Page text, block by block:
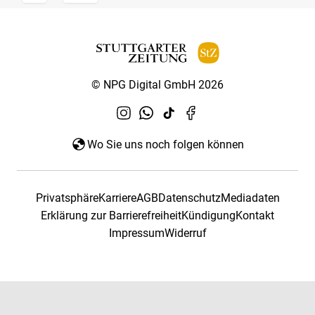
© NPG Digital GmbH 2026
Wo Sie uns noch folgen können
PrivatsphäreKarriereAGBDatenschutzMediadaten
Erklärung zur BarrierefreiheitKündigungKontakt
ImpressumWiderruf